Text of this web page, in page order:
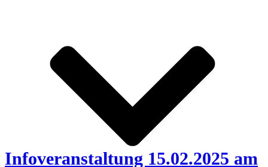
Infoveranstaltung 15.02.2025 am